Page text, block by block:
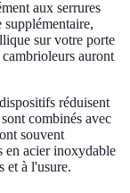
aux serrures
supplémentaire,
sur votre porte
auront
réduisent
combinés avec
souvent
en acier inoxydable
et à l'usure.